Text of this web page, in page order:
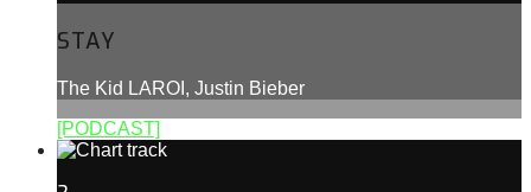
STAY
The Kid LAROI, Justin Bieber
[PODCAST]